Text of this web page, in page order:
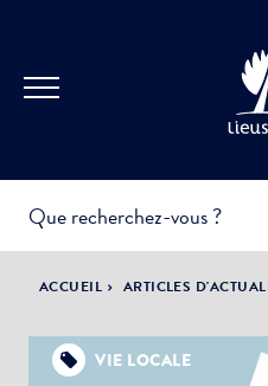
PRATIQUES &
DÉMARCHES
ACCUEIL ARTICLES
VIE LOCALE